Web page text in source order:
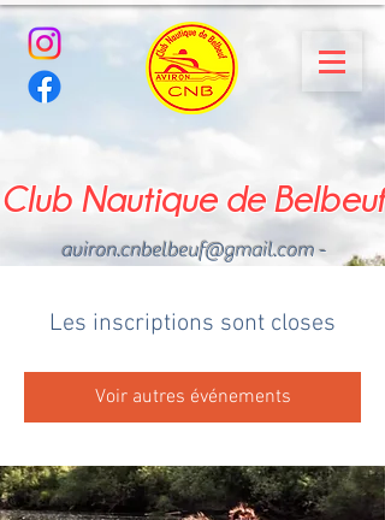
Club Nautique de Belbeuf
aviron.cnbelbeuf@gmail.com-
Les inscriptions sont closes
Voir autres événements